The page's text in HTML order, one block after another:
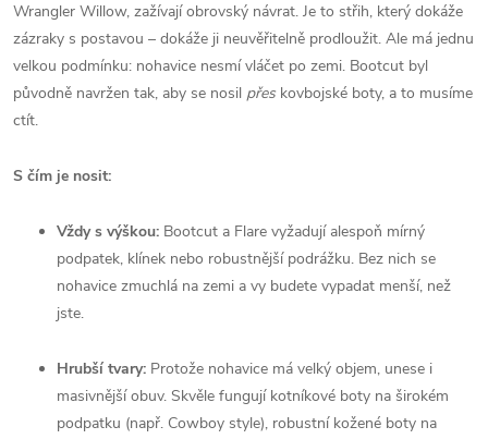
Wrangler Willow, zažívají obrovský návrat. Je to střih, který dokáže
zázraky s postavou – dokáže ji neuvěřitelně prodloužit. Ale má jednu
velkou podmínku: nohavice nesmí vláčet po zemi. Bootcut byl
původně navržen tak, aby se nosil přes kovbojské boty, a to musíme
ctít.
S čím je nosit:
Vždy s výškou: Bootcut a Flare vyžadují alespoň mírný
podpatek, klínek nebo robustnější podrážku. Bez nich se
nohavice zmuchlá na zemi a vy budete vypadat menší, než
jste.
Hrubší tvary: Protože nohavice má velký objem, unese i
masivnější obuv. Skvěle fungují kotníkové boty na širokém
podpatku (např. Cowboy style), robustní kožené boty na